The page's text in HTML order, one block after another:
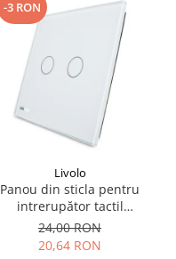
-3 RON
Livolo
Panou din sticla pentru
intrerupător tactil
dublu,Livolo
24,00 RON
20,64 RON